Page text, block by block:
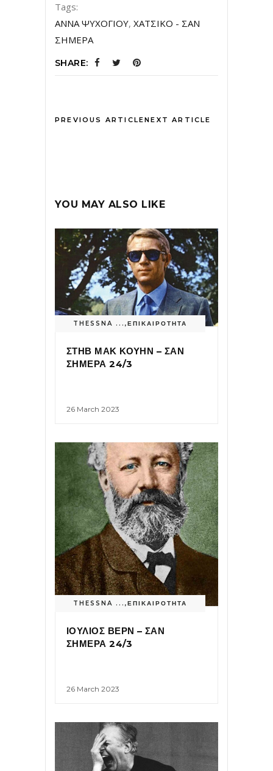
Tags:
ΑΝΝΑ ΨΥΧΟΓΙΟΥ, ΧΑΤΣΙΚΟ - ΣΑΝ
ΣΗΜΕΡΑ
SHARE:
PREVIOUS ARTICLENEXT ARTICLE
YOU MAY ALSO LIKE
THESSNA ... ,ΕΠΙΚΑΙΡΟΤΗΤΑ
ΣΤΗΒ ΜΑΚ ΚΟΥΗΝ – ΣΑΝ
ΣΗΜΕΡΑ 24/3
26 March 2023
THESSNA ... ,ΕΠΙΚΑΙΡΟΤΗΤΑ
ΙΟΥΛΙΟΣ ΒΕΡΝ – ΣΑΝ
ΣΗΜΕΡΑ 24/3
26 March 2023